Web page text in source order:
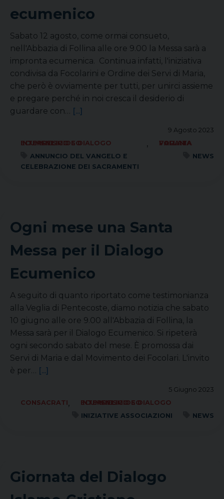
ecumenico
Sabato 12 agosto, come ormai consueto,
nell'Abbazia di Follina alle ore 9.00 la Messa sarà a
impronta ecumenica. Continua infatti, l'iniziativa
condivisa da Focolarini e Ordine dei Servi di Maria,
che però è ovviamente per tutti, per unirci assieme
e pregare perché in noi cresca il desiderio di
guardare con… [...]
9 Agosto 2023
ECUMENISMO E DIALOGO INTERRELIGIOSO
,
FORANIA VALLATA
ANNUNCIO DEL VANGELO E
CELEBRAZIONE DEI SACRAMENTI
NEWS
Ogni mese una Santa
Messa per il Dialogo
Ecumenico
A seguito di quanto riportato come testimonianza
alla Veglia di Pentecoste, diamo notizia che sabato
10 giugno alle ore 9.00 all'Abbazia di Follina, la
Messa sarà per il Dialogo Ecumenico. Si ripeterà
ogni secondo sabato del mese. È promossa dai
Servi di Maria e dal Movimento dei Focolari. L'invito
è per… [...]
5 Giugno 2023
CONSACRATI,
ECUMENISMO E DIALOGO INTERRELIGIOSO
INIZIATIVE ASSOCIAZIONI
NEWS
Giornata del Dialogo